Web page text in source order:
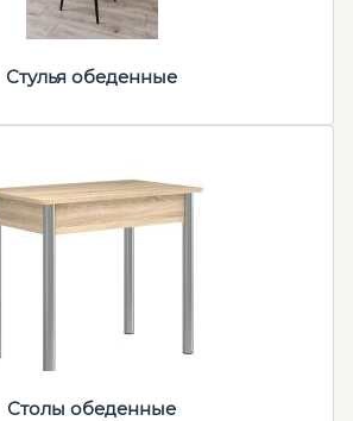
Стулья обеденные
Столы обеденные